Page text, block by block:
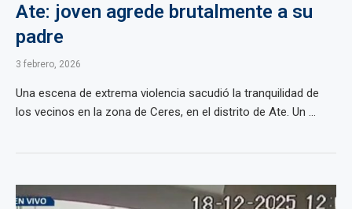
Ate: joven agrede brutalmente a su
padre
3 febrero, 2026
Una escena de extrema violencia sacudió la tranquilidad de
los vecinos en la zona de Ceres, en el distrito de Ate. Un ...